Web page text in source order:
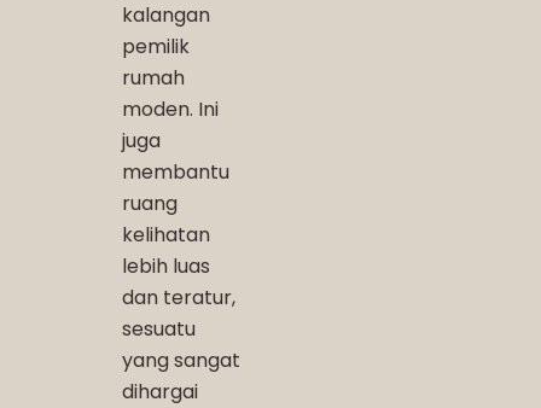
kalangan
pemilik
rumah
moden. Ini
juga
membantu
ruang
kelihatan
lebih luas
dan teratur,
sesuatu
yang sangat
dihargai